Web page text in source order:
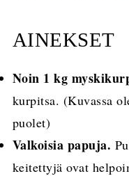
AINEKSET
Noin 1 kg
kurpitsa. (Kuvassa
puolet)
Valkoisia papuja.
keitettyjä ovat